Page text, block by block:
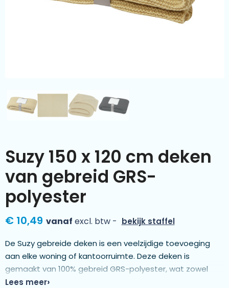
Kleding & textiel
Meer categorieën
Suzy 150 x 120 cm deken
van gebreid GRS-
polyester
€ 10,49 vanaf excl. btw - bekijk staffel
De Suzy gebreide deken is een veelzijdige toevoeging
aan elke woning of kantoorruimte. Deze deken is
gemaakt van 100% gebreid GRS-polyester, wat zowel
duurzaamheid als duurzaamheid garandeert. Met
Lees meer